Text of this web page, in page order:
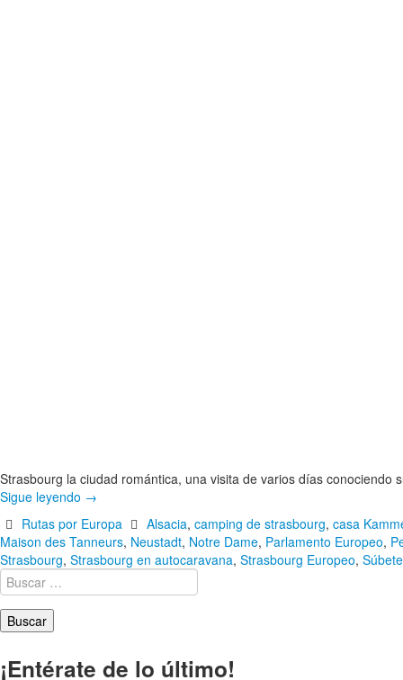
Strasbourg la ciudad romántica, una visita de varios días
Sigue leyendo →
Rutas por Europa
Alsacia,camping de strasbourg,casa
Maison des Tanneurs, Neustadt, Notre Dame, Parlamento Europeo,
Strasbourg, Strasbourg en autocaravana, Strasbourg Europeo,
Buscar:
¡Entérate de lo último!